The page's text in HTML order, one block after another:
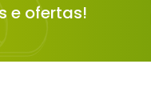
e ofertas!